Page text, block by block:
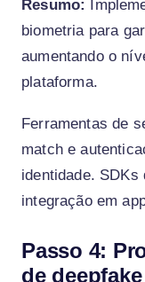
Resumo:
biometria para
aumentando o
plataforma.
Ferramentas de
match e
identidade.
integração em
Passo 4:
de deepfake